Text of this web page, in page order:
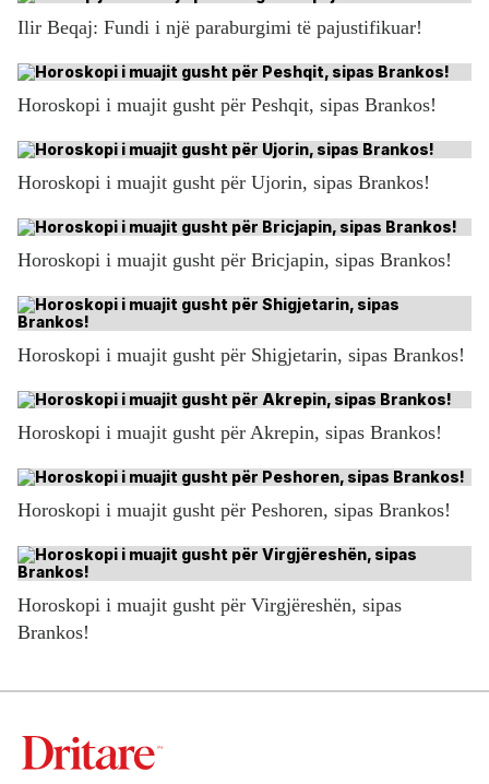
Ilir Beqaj: Fundi i një paraburgimi të pajustifikuar!
Horoskopi i muajit gusht për Peshqit, sipas Brankos!
Horoskopi i muajit gusht për Ujorin, sipas Brankos!
Horoskopi i muajit gusht për Bricjapin, sipas Brankos!
Horoskopi i muajit gusht për Shigjetarin, sipas Brankos!
Horoskopi i muajit gusht për Akrepin, sipas Brankos!
Horoskopi i muajit gusht për Peshoren, sipas Brankos!
Horoskopi i muajit gusht për Virgjëreshën, sipas
Brankos!